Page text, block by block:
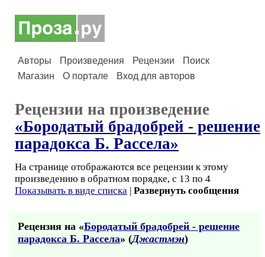
Авторы Произведения Рецензии
Поиск
Магазин
О портале Вход для авторов
Рецензии на произведение
«Бородатый брадобрей - решение
парадокса Б. Рассела»
На странице отображаются все рецензии к этому
произведению в обратном порядке, с 13 по 4
Показывать в виде списка | Развернуть сообщения
Рецензия на «Бородатый брадобрей - решение
парадокса Б. Рассела» (Джастмэн)